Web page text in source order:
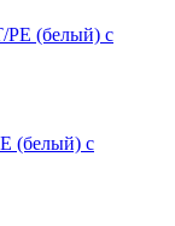
(белый) с